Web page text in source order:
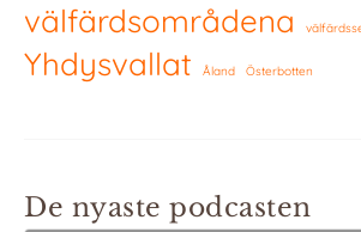
välfärdsområdena
Yhdysvallat Åland Österbotten
De nyaste podcasten